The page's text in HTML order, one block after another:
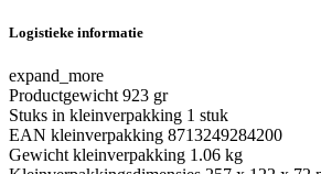
Logistieke informatie
expand_more
Productgewicht 923 gr
Stuks in kleinverpakking 1 stuk
EAN kleinverpakking 8713249284200
Gewicht kleinverpakking 1.06 kg